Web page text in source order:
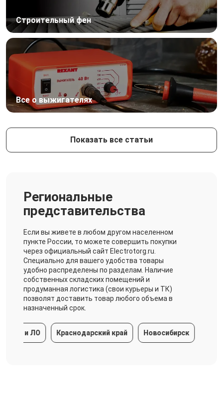
Строительный фен
Все о выжигателях
Показать все статьи
Региональные
представительства
Если вы живете в любом другом населенном
пункте России, то можете совершить покупки
через официальный сайт Electrotorg.ru.
Специально для вашего удобства товары
удобно распределены по разделам. Наличие
собственных складских помещений и
продуманная логистика (свои курьеры и ТК)
позволят доставить товар любого объема в
назначенный срок.
Краснодарский край Новосибирск